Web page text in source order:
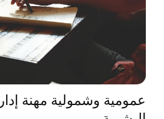
عمومية وشمولية مهنة